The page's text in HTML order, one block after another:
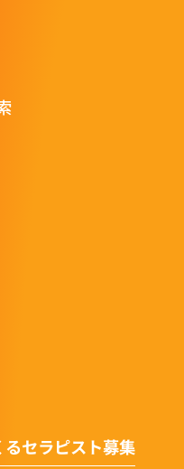
るセラピスト募集